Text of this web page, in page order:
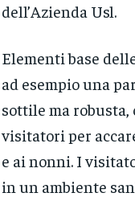
dell’Azienda Usl.
Elementi base
ad esempio una
sottile ma robusta,
visitatori per
e ai nonni. I
in un ambiente